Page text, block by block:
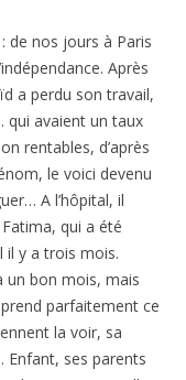
: de nos jours à Paris
Après
a perdu son travail,
qui avaient un taux
rentables, d’après
le voici devenu
A l’hôpital, il
qui a été
il y a trois mois.
un bon mois, mais
parfaitement ce
la voir, sa
Enfant, ses parents